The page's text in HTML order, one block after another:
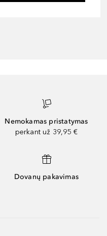
Nemokamas pristatymas
perkant už 39,95 €
Dovanų pakavimas